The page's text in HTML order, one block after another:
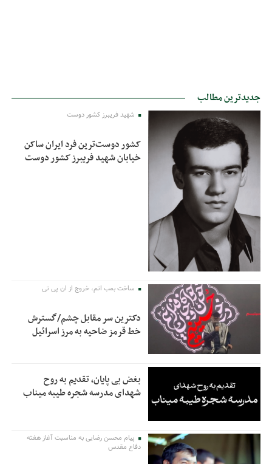
جدیدترین مطالب
شهید فریبرز کشور دوست
کشور دوست‌ترین فرد ایران ساکن
خیابان شهید فریبرز کشور دوست
ساخت بمب اتم، خروج از ان پی تی
دکترین سر مقابل چشم/گسترش
خط قرمز ضاحیه به مرز اسرائیل
بغض بی پایان، تقدیم به روح
شهدای مدرسه شجره طیبه میناب
پیام محسن رضایی به مناسبت آغاز هفته
دفاع مقدس